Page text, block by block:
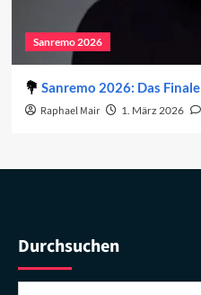
Sanremo 2026
Sanremo 2026: Das Finale
Raphael Mair 1. März 2026
Durchsuchen